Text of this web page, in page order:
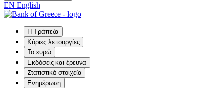
EN English
Η Τράπεζα
Κύριες λειτουργίες
Το ευρώ
Εκδόσεις και έρευνα
Στατιστικά στοιχεία
Ενημέρωση